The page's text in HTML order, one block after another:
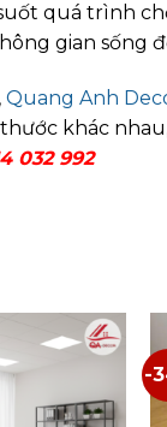
quá trình
gian sống
Quang Anh
khác
032 992
-